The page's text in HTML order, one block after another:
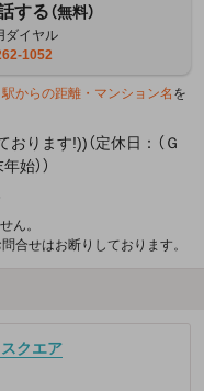
する（無料）
ダイヤル
1052
からの距離・マンション名 を
ります!))（定休日：（Ｇ
始））
ん。
合せはお断りしております。
クエア